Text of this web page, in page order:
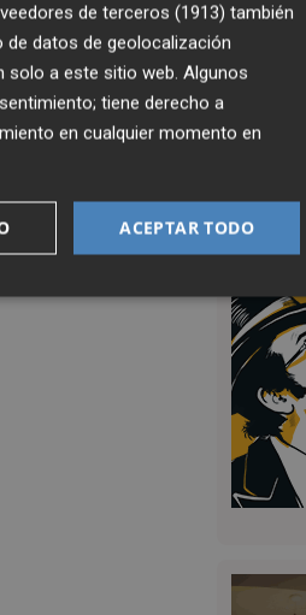
de terceros (1913) también
datos de geolocalización
solo a este sitio web. Algunos
tiene derecho a
en cualquier momento en
ACEPTAR TODO